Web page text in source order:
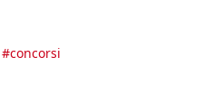
#concorsi